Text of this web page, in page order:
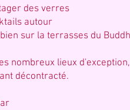
des verres
autour
sur la terrasses du
nombreux lieux d'exception,
décontracté.